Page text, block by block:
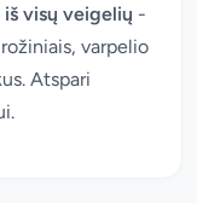
iš visų veigelių -
varpelio
Atspari